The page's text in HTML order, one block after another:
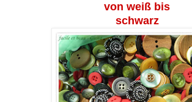
von weiß bis
schwarz